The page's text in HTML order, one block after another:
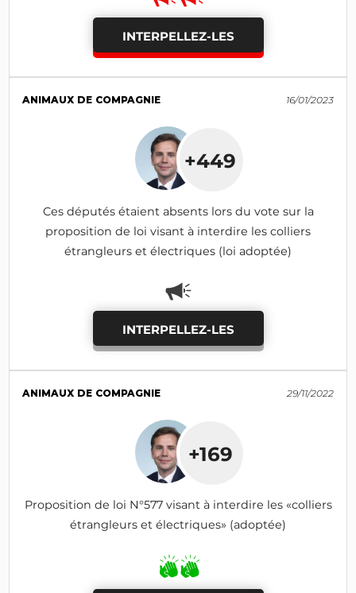
INTERPELLEZ-LES
ANIMAUX DE COMPAGNIE 16/01/2023
+449
Ces députés étaient absents lors du vote sur la
proposition de loi visant à interdire les colliers
étrangleurs et électriques (loi adoptée)
INTERPELLEZ-LES
ANIMAUX DE COMPAGNIE 29/11/2022
+169
Proposition de loi N°577 visant à interdire les «colliers
étrangleurs et électriques» (adoptée)